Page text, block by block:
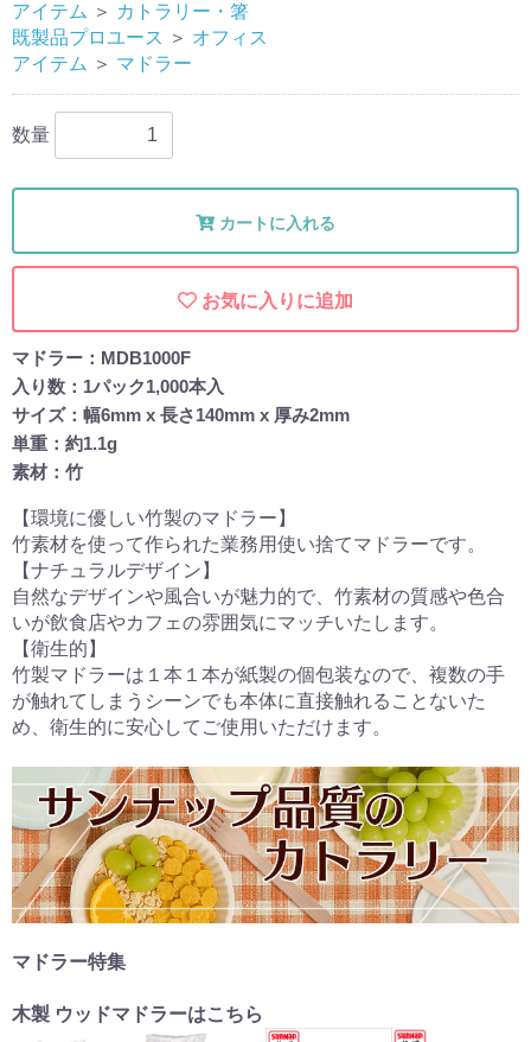
アイテム ＞ カトラリー・箸
既製品プロユース ＞ オフィス
アイテム ＞ マドラー
数量
カートに入れる
お気に入りに追加
マドラー：MDB1000F
入り数：1パック1,000本入
サイズ：幅6mm x 長さ140mm x 厚み2mm
単重：約1.1g
素材：竹
【環境に優しい竹製のマドラー】
竹素材を使って作られた業務用使い捨てマドラーです。
【ナチュラルデザイン】
自然なデザインや風合いが魅力的で、竹素材の質感や色合
いが飲食店やカフェの雰囲気にマッチいたします。
【衛生的】
竹製マドラーは１本１本が紙製の個包装なので、複数の手
が触れてしまうシーンでも本体に直接触れることないた
め、衛生的に安心してご使用いただけます。
マドラー特集
木製 ウッドマドラーはこちら